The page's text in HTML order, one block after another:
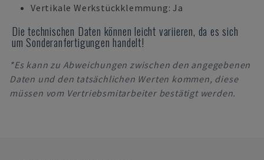
Vertikale Werkstückklemmung: Ja
Die technischen Daten können leicht variieren, da es sich
um Sonderanfertigungen handelt!
*Es kann zu Abweichungen zwischen den angegebenen
Daten und den tatsächlichen Werten kommen, diese
müssen vom Vertriebsmitarbeiter bestätigt werden.